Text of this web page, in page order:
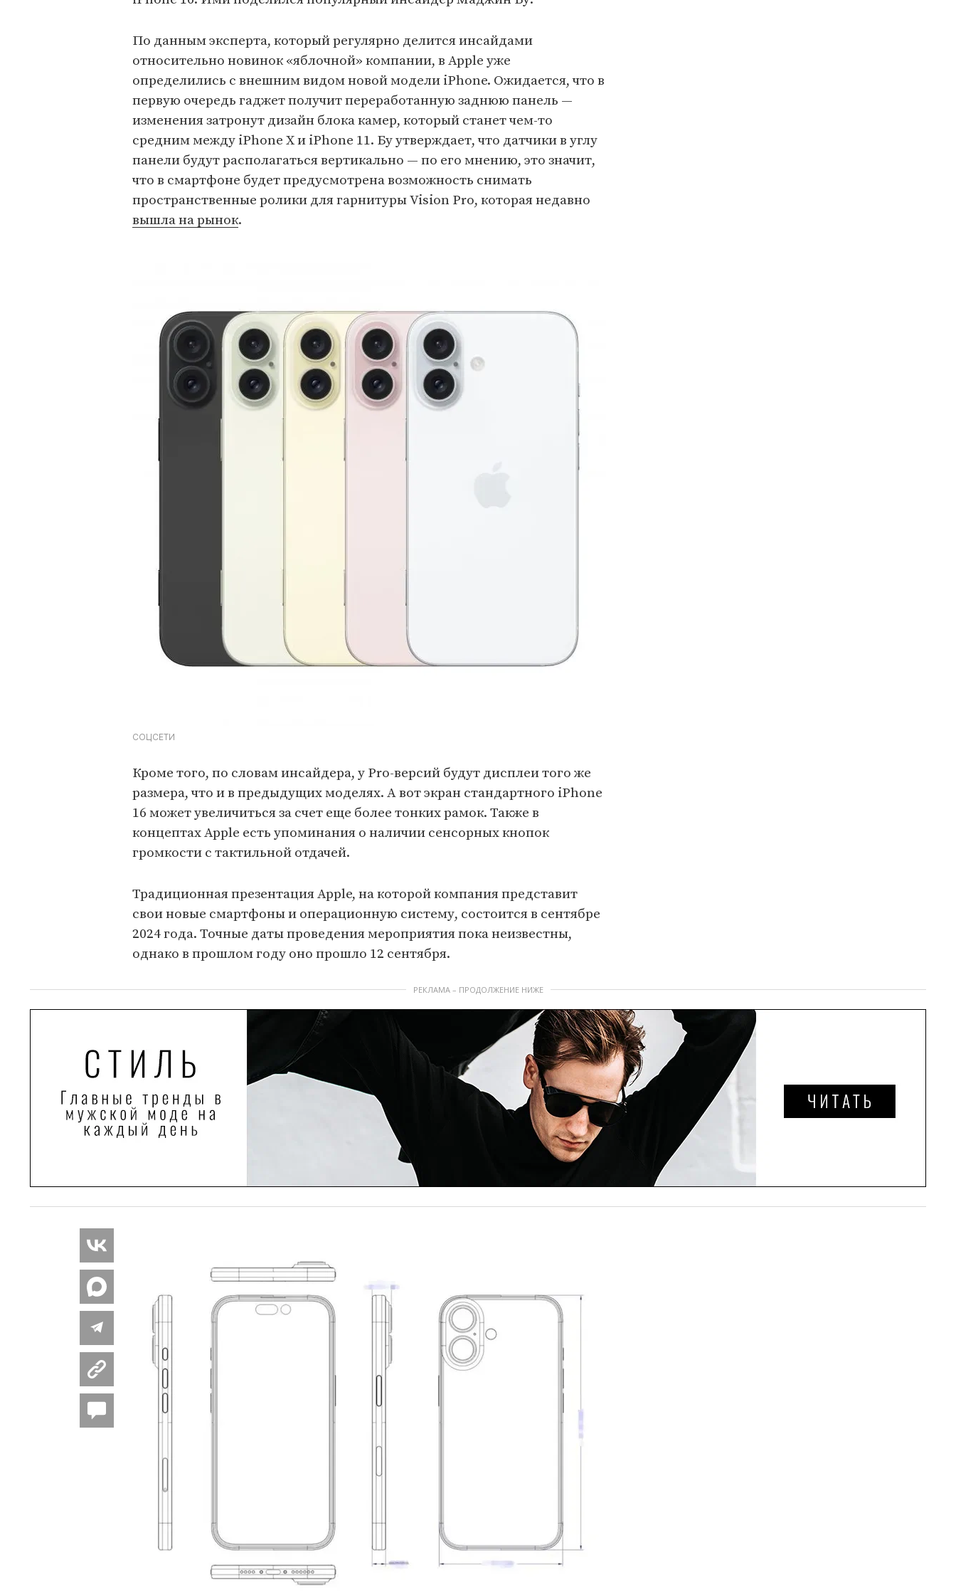
По данным эксперта, который регулярно делится инсайдами
относительно новинок «яблочной» компании, в Apple уже
определились с внешним видом новой модели iPhone. Ожидается, что в
первую очередь гаджет получит переработанную заднюю панель —
изменения затронут дизайн блока камер, который станет чем-то
средним между iPhone X и iPhone 11. Бу утверждает, что датчики в углу
панели будут располагаться вертикально — по его мнению, это значит,
что в смартфоне будет предусмотрена возможность снимать
пространственные ролики для гарнитуры Vision Pro, которая недавно
вышла на рынок.
СОЦСЕТИ
Кроме того, по словам инсайдера, у Pro-версий будут дисплеи того же
размера, что и в предыдущих моделях. А вот экран стандартного iPhone
16 может увеличиться за счет еще более тонких рамок. Также в
концептах Apple есть упоминания о наличии сенсорных кнопок
громкости с тактильной отдачей.
Традиционная презентация Apple, на которой компания представит
свои новые смартфоны и операционную систему, состоится в сентябре
2024 года. Точные даты проведения мероприятия пока неизвестны,
однако в прошлом году оно прошло 12 сентября.
РЕКЛАМА – ПРОДОЛЖЕНИЕ НИЖЕ